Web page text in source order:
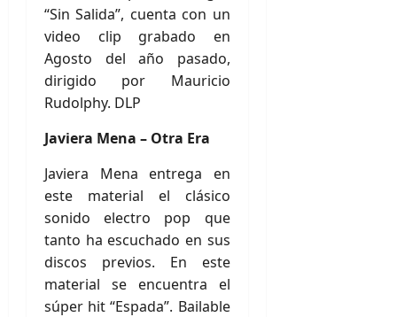
“Sin Salida”, cuenta con un
video clip grabado en
Agosto del año pasado,
dirigido por Mauricio
Rudolphy. DLP
Javiera Mena – Otra Era
Javiera Mena entrega en
este material el clásico
sonido electro pop que
tanto ha escuchado en sus
discos previos. En este
material se encuentra el
súper hit “Espada”. Bailable